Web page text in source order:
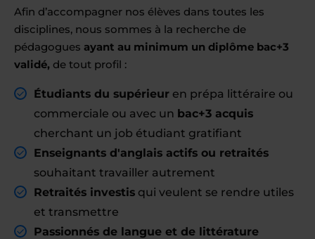
Afin d’accompagner nos élèves dans toutes les
disciplines, nous sommes à la recherche de
pédagogues ayant au minimum un diplôme bac+3
validé, de tout profil :
Étudiants du supérieur en prépa littéraire ou
commerciale ou avec un bac+3 acquis
cherchant un job étudiant gratifiant
Enseignants d'anglais actifs ou retraités
souhaitant travailler autrement
Retraités investis qui veulent se rendre utiles
et transmettre
Passionnés de langue et de littérature